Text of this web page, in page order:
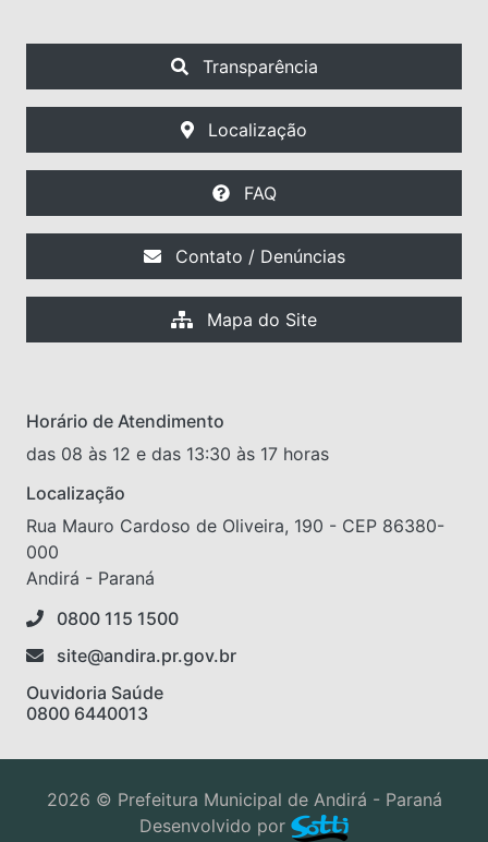
Transparência
Localização
FAQ
Contato / Denúncias
Mapa do Site
Horário de Atendimento
das 08 às 12 e das 13:30 às 17 horas
Localização
Rua Mauro Cardoso de Oliveira, 190 - CEP 86380-
000
Andirá - Paraná
0800 115 1500
site@andira.pr.gov.br
Ouvidoria Saúde
0800 6440013
2026 © Prefeitura Municipal de Andirá - Paraná
Desenvolvido por